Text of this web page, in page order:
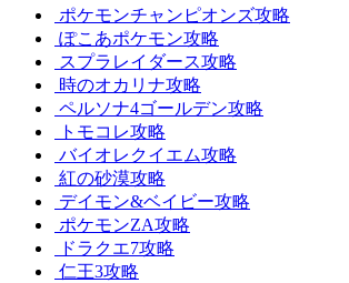
ポケモンチャンピオンズ攻略
ぽこあポケモン攻略
スプラレイダース攻略
時のオカリナ攻略
ペルソナ4ゴールデン攻略
トモコレ攻略
バイオレクイエム攻略
紅の砂漠攻略
デイモン&ベイビー攻略
ポケモンZA攻略
ドラクエ7攻略
仁王3攻略